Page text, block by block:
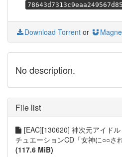
Download Torrent or
No description.
File list
[EAC][130620] 神次元アイド
チュエーションCD「女神に○○さ
(117.6 MiB)